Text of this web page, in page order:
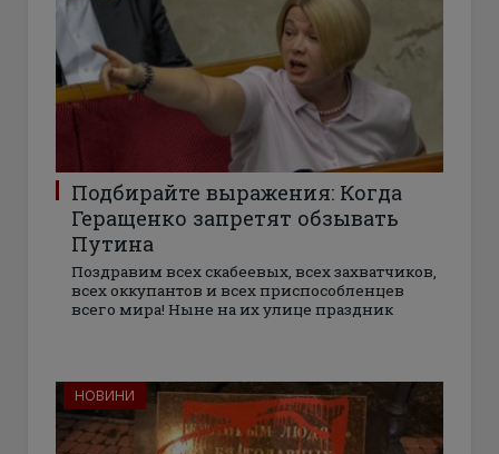
Подбирайте выражения: Когда
Геращенко запретят обзывать
Путина
Поздравим всех скабеевых, всех захватчиков,
всех оккупантов и всех приспособленцев
всего мира! Ныне на их улице праздник
НОВИНИ